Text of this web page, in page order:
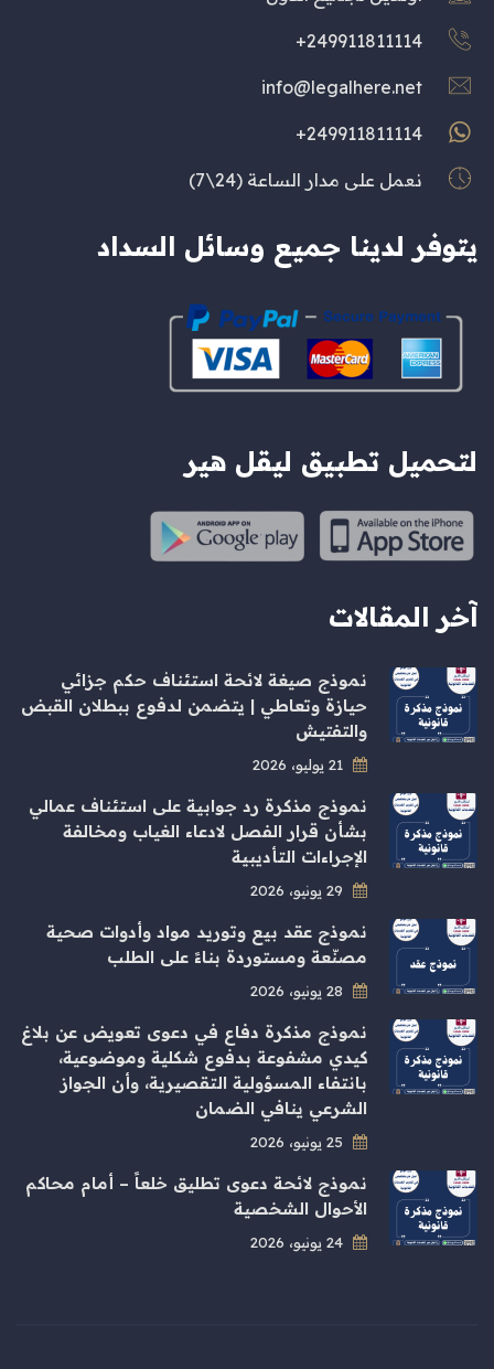
249911811114+
info@legalhere.net
249911811114+
نعمل على مدار الساعة (24\7)
يتوفر لدينا جميع وسائل السداد
لتحميل تطبيق ليقل هير
آخر المقالات
نموذج صيغة لائحة استئناف حكم جزائي
حيازة وتعاطي | يتضمن لدفوع ببطلان القبض
والتفتيش
نموذج مذكرة رد جوابية على استئناف عمالي
بشأن قرار الفصل لادعاء الغياب ومخالفة
الإجراءات التأديبية
نموذج عقد بيع وتوريد مواد وأدوات صحية
مصنّعة ومستوردة بناءً على الطلب
نموذج مذكرة دفاع في دعوى تعويض عن بلاغ
كيدي مشفوعة بدفوع شكلية وموضوعية،
بانتفاء المسؤولية التقصيرية، وأن الجواز
الشرعي ينافي الضمان
نموذج لائحة دعوى تطليق خلعاً – أمام محاكم
الأحوال الشخصية